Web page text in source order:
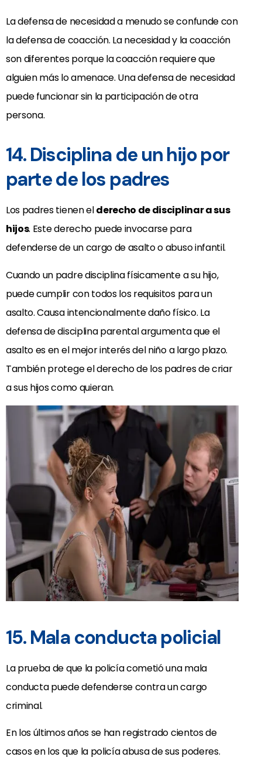
La defensa de necesidad a menudo se confunde con
la defensa de coacción. La necesidad y la coacción
son diferentes porque la coacción requiere que
alguien más lo amenace. Una defensa de necesidad
puede funcionar sin la participación de otra
persona.
14. Disciplina de un hijo por
parte de los padres
Los padres tienen elderecho de disciplinar a sus
hijos. Este derecho puede invocarse para
defenderse de un cargo de asalto o abuso infantil.
Cuando un padre disciplina físicamente a su hijo,
puede cumplir con todos los requisitos para un
asalto. Causa intencionalmente daño físico. La
defensa de disciplina parental argumenta que el
asalto es en el mejor interés del niño a largo plazo.
También protege el derecho de los padres de criar
a sus hijos como quieran.
15. Mala conducta policial
La prueba de que la policía cometió una mala
conducta puede defenderse contra un cargo
criminal.
En los últimos años se han registrado cientos de
casos en los que la policía abusa de sus poderes.